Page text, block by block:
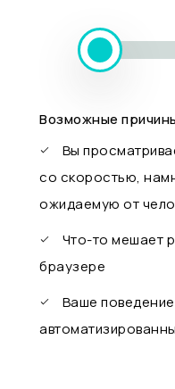
Возможные
Вы
со скоростью,
ожидаемую от
Что-то мешает
браузере
Ваше